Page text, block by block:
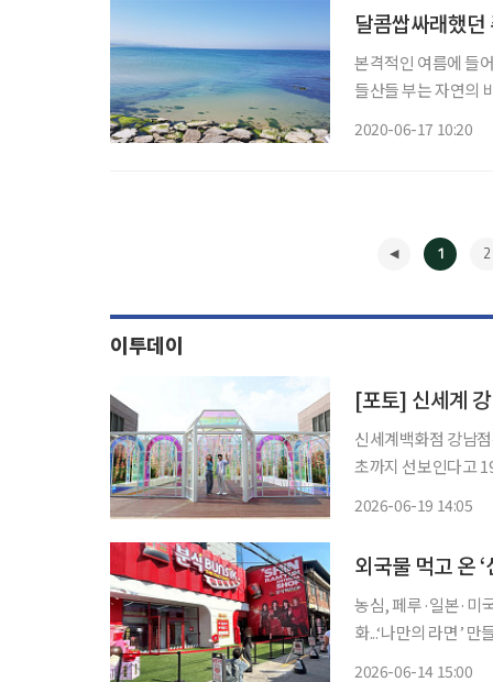
달콤쌉싸래했던
본격적인 여름에 들
들산들 부는 자연의
2020-06-17 10:20
1 2
이투데이
[포토] 신세계
신세계백화점 강남
초까지 선보인다고 19일 밝혔다. 프리즘 조형물을 설치해
2026-06-19 14:05
외국물 먹고 온
농심, 페루·일본·미
화...‘나만의 라면’ 만들기 눈길 사람들의 발길이 끊이질 않는 서
2026-06-14 15:00